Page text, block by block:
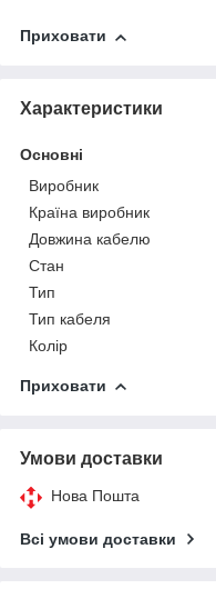
Приховати
Характеристики
Основні
Виробник
Країна виробник
Довжина кабелю
Стан
Тип
Тип кабеля
Колір
Приховати
Умови доставки
Нова Пошта
Всі умови доставки